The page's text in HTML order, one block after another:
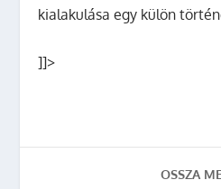
kialakulása egy külön
]]>
OSSZA